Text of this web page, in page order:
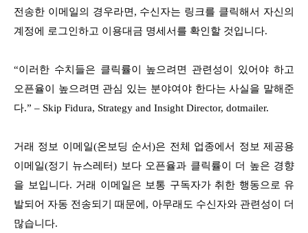
전송한 이메일의 경우라면, 수신자는 링크를 클릭해서 자신의
계정에 로그인하고 이용대금 명세서를 확인할 것입니다.
“이러한 수치들은 클릭률이 높으려면 관련성이 있어야 하고
오픈율이 높으려면 관심 있는 분야여야 한다는 사실을 말해준
다.” – Skip Fidura, Strategy and Insight Director, dotmailer.
거래 정보 이메일(온보딩 순서)은 전체 업종에서 정보 제공용
이메일(정기 뉴스레터) 보다 오픈율과 클릭률이 더 높은 경향
을 보입니다. 거래 이메일은 보통 구독자가 취한 행동으로 유
발되어 자동 전송되기 때문에, 아무래도 수신자와 관련성이 더
많습니다.